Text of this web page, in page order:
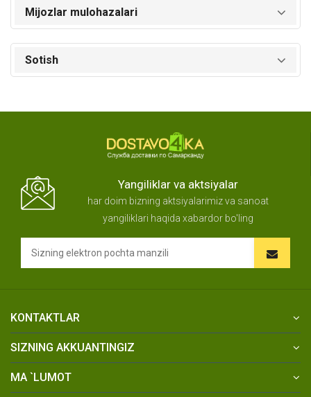
Mijozlar mulohazalari
Sotish
Yangiliklar va aktsiyalar
har doim bizning aktsiyalarimiz va sanoat
yangiliklari haqida xabardor bo'ling
KONTAKTLAR
SIZNING AKKUANTINGIZ
MA `LUMOT